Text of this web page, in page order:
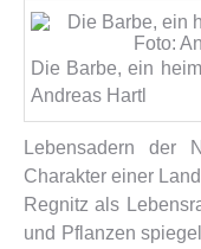
Die Barbe, ein
Andreas Hartl
Lebensadern der
Charakter einer
Regnitz als
und Pflanzen